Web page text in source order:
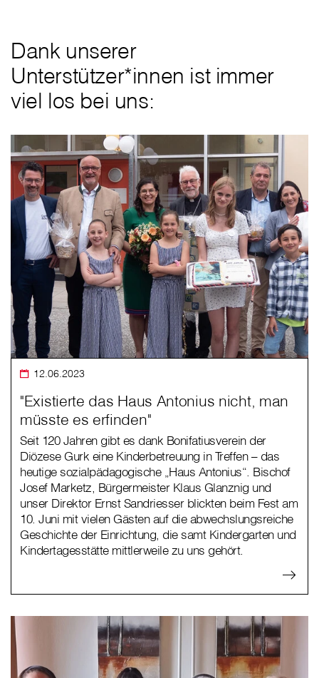
Dank unserer
Unterstützer*innen ist immer
viel los bei uns:
12.06.2023
"Existierte das Haus Antonius nicht, man
müsste es erfinden"
Seit 120 Jahren gibt es dank Bonifatiusverein der
Diözese Gurk eine Kinderbetreuung in Treffen – das
heutige sozialpädagogische „Haus Antonius“. Bischof
Josef Marketz, Bürgermeister Klaus Glanznig und
unser Direktor Ernst Sandriesser blickten beim Fest am
10. Juni mit vielen Gästen auf die abwechslungsreiche
Geschichte der Einrichtung, die samt Kindergarten und
Kindertagesstätte mittlerweile zu uns gehört.